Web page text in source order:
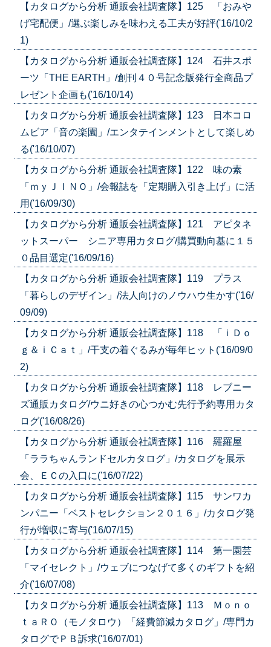
【カタログから分析 通販会社調査隊】125 「おみや
げ宅配便」/選ぶ楽しみを味わえる工夫が好評('16/10/2
1)
【カタログから分析 通販会社調査隊】124 石井スポ
ーツ「THE EARTH」/創刊４０号記念版発行全商品プ
レゼント企画も('16/10/14)
【カタログから分析 通販会社調査隊】123 日本コロ
ムビア「音の楽園」/エンタテインメントとして楽しめ
る('16/10/07)
【カタログから分析 通販会社調査隊】122 味の素
「ｍｙＪＩＮＯ」/会報誌を「定期購入引き上げ」に活
用('16/09/30)
【カタログから分析 通販会社調査隊】121 アピタネ
ットスーパー シニア専用カタログ/購買動向基に１５
０品目選定('16/09/16)
【カタログから分析 通販会社調査隊】119 プラス
「暮らしのデザイン」/法人向けのノウハウ生かす('16/
09/09)
【カタログから分析 通販会社調査隊】118 「ｉＤｏ
ｇ＆ｉＣａｔ」/干支の着ぐるみが毎年ヒット('16/09/0
2)
【カタログから分析 通販会社調査隊】118 レブニー
ズ通販カタログ/ウニ好きの心つかむ先行予約専用カタ
ログ('16/08/26)
【カタログから分析 通販会社調査隊】116 羅羅屋
「ララちゃんランドセルカタログ」/カタログを展示
会、ＥＣの入口に('16/07/22)
【カタログから分析 通販会社調査隊】115 サンワカ
ンパニー「ベストセレクション２０１６」/カタログ発
行が増収に寄与('16/07/15)
【カタログから分析 通販会社調査隊】114 第一園芸
「マイセレクト」/ウェブにつなげて多くのギフトを紹
介('16/07/08)
【カタログから分析 通販会社調査隊】113 Ｍｏｎｏ
ｔａＲＯ（モノタロウ）「経費節減カタログ」/専門カ
タログでＰＢ訴求('16/07/01)